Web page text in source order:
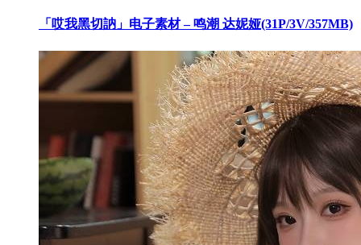
「哎我黑切訥」电子素材 – 鸣潮 达妮娅(31P/3V/357MB)